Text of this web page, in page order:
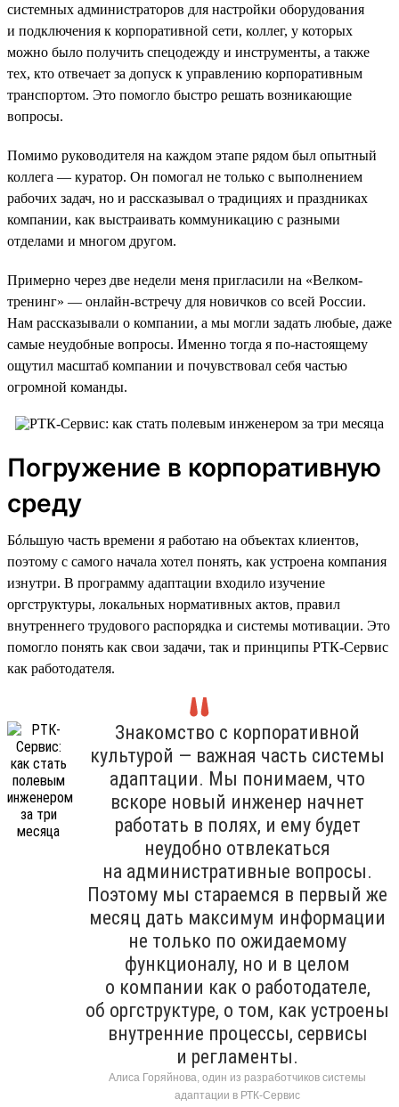
системных администраторов для настройки оборудования
и подключения к корпоративной сети, коллег, у которых
можно было получить спецодежду и инструменты, а также
тех, кто отвечает за допуск к управлению корпоративным
транспортом. Это помогло быстро решать возникающие
вопросы.
Помимо руководителя на каждом этапе рядом был опытный
коллега — куратор. Он помогал не только с выполнением
рабочих задач, но и рассказывал о традициях и праздниках
компании, как выстраивать коммуникацию с разными
отделами и многом другом.
Примерно через две недели меня пригласили на «Велком-
тренинг» — онлайн-встречу для новичков со всей России.
Нам рассказывали о компании, а мы могли задать любые, даже
самые неудобные вопросы. Именно тогда я по-настоящему
ощутил масштаб компании и почувствовал себя частью
огромной команды.
Погружение в корпоративную
среду
Бóльшую часть времени я работаю на объектах клиентов,
поэтому с самого начала хотел понять, как устроена компания
изнутри. В программу адаптации входило изучение
оргструктуры, локальных нормативных актов, правил
внутреннего трудового распорядка и системы мотивации. Это
помогло понять как свои задачи, так и принципы РТК-Сервис
как работодателя.
Знакомство с корпоративной
культурой — важная часть системы
адаптации. Мы понимаем, что
вскоре новый инженер начнет
работать в полях, и ему будет
неудобно отвлекаться
на административные вопросы.
Поэтому мы стараемся в первый же
месяц дать максимум информации
не только по ожидаемому
функционалу, но и в целом
о компании как о работодателе,
об оргструктуре, о том, как устроены
внутренние процессы, сервисы
и регламенты.
Алиса Горяйнова, один из разработчиков системы
адаптации в РТК-Сервис